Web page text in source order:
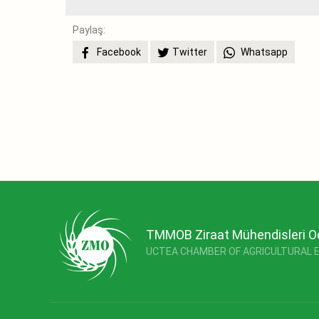
Paylaş:
Facebook
Twitter Whatsapp
TMMOB Ziraat Mühendisleri
UCTEA CHAMBER OF AGRICULTURAL